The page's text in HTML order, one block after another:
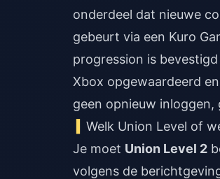
onderdeel dat nieuwe
gebeurt via een Kuro
progression is
Xbox opgewaardeerd
geen opnieuw
Welk Union Level of
Je moet Union Level 2
volgens de